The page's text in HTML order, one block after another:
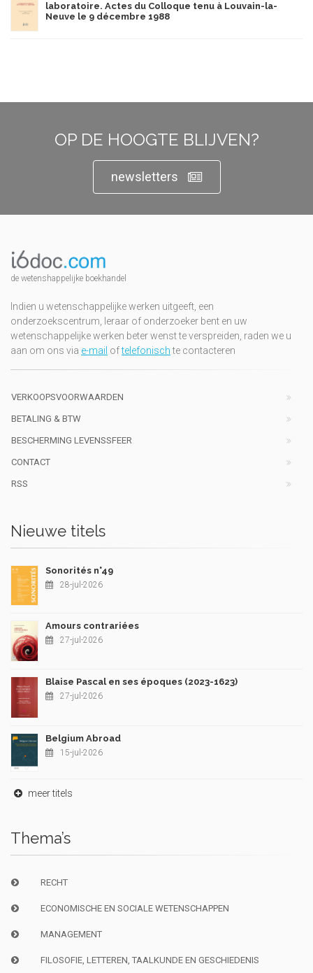
laboratoire. Actes du Colloque tenu à Louvain-la-
Neuve le 9 décembre 1988
OP DE HOOGTE BLIJVEN?
newsletters
de wetenshappelijke boekhandel
Indien u wetenschappelijke werken uitgeeft, een
onderzoekscentrum, leraar of onderzoeker bent en uw
wetenschappelijke werken beter wenst te verspreiden, raden we u
aan om ons via e-mail oftelefonischte contacteren
VERKOOPSVOORWAARDEN
BETALING & BTW
BESCHERMING LEVENSSFEER
CONTACT
RSS
Nieuwe titels
Sonorités n°49
28-jul-2026
Amours contrariées
27-jul-2026
Blaise Pascal en ses époques (2023-1623)
27-jul-2026
Belgium Abroad
15-jul-2026
meer titels
Thema’s
RECHT
ECONOMISCHE EN SOCIALE WETENSCHAPPEN
MANAGEMENT
FILOSOFIE, LETTEREN, TAALKUNDE EN GESCHIEDENIS